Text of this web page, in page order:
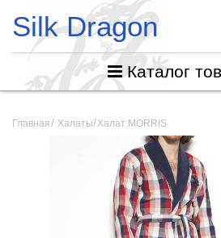
Silk Dragon
Каталог
Главная Халаты Халат MORRIS